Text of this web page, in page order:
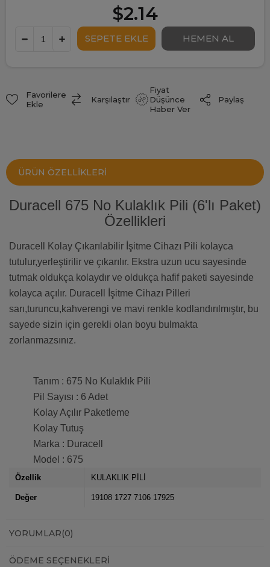
$2.14
Favorilere
Ekle
Karşılaştır
Fiyat
Düşünce
Haber Ver
Paylaş
ÜRÜN ÖZELLIKLERI
Duracell 675 No Kulaklık Pili (6'lı Paket)
Özellikleri
Duracell Kolay Çıkarılabilir İşitme Cihazı Pili kolayca
tutulur,yerleştirilir ve çıkarılır. Ekstra uzun ucu sayesinde
tutmak oldukça kolaydır ve oldukça hafif paketi sayesinde
kolayca açılır. Duracell İşitme Cihazı Pilleri
sarı,turuncu,kahverengi ve mavi renkle kodlandırılmıştır, bu
sayede sizin için gerekli olan boyu bulmakta
zorlanmazsınız.
Tanım : 675 No Kulaklık Pili
Pil Sayısı : 6 Adet
Kolay Açılır Paketleme
Kolay Tutuş
Marka : Duracell
Model : 675
Özellik KULAKLIK PİLİ
Değer 19108 1727 7106 17925
YORUMLAR(0)
ÖDEME SEÇENEKLERI